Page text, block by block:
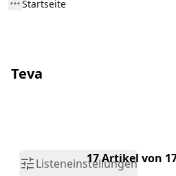
Startseite
Teva
Listeneinstellungen
17 Artikel von